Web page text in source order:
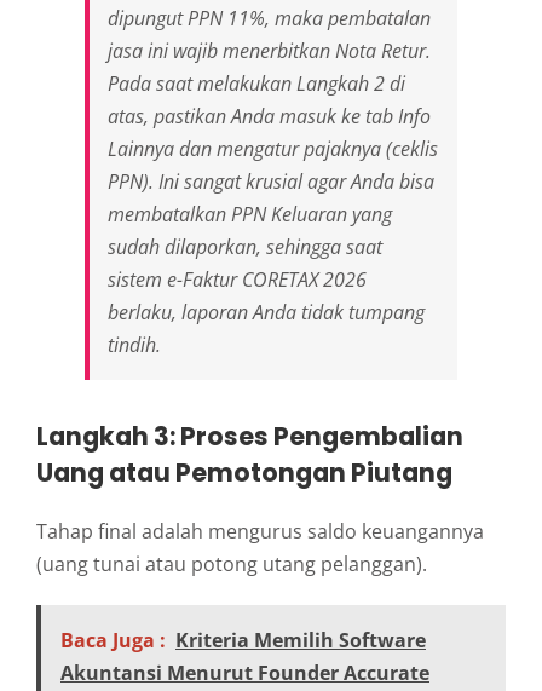
dipungut PPN 11%, maka pembatalan
jasa ini wajib menerbitkan Nota Retur.
Pada saat melakukanLangkah 2di
atas, pastikan Anda masuk ke tabInfo
Lainnyadan mengatur pajaknya (ceklis
PPN). Ini sangat krusial agar Anda bisa
membatalkan PPN Keluaran yang
sudah dilaporkan, sehingga saat
sistem e-Faktur CORETAX 2026
berlaku, laporan Anda tidak tumpang
tindih.
Langkah 3: Proses Pengembalian
Uang atau Pemotongan Piutang
Tahap final adalah mengurus saldo keuangannya
(uang tunai atau potong utang pelanggan).
Baca Juga : Kriteria Memilih Software
Akuntansi Menurut Founder Accurate